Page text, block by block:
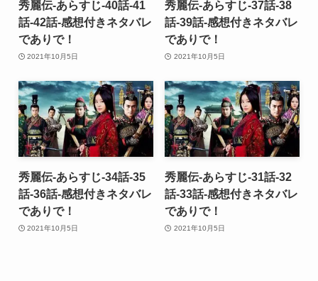
秀麗伝-あらすじ-40話-41
話-42話-感想付きネタバレ
でありで！
2021年10月5日
秀麗伝-あらすじ-37話-38
話-39話-感想付きネタバレ
でありで！
2021年10月5日
秀麗伝-あらすじ-34話-35
話-36話-感想付きネタバレ
でありで！
2021年10月5日
秀麗伝-あらすじ-31話-32
話-33話-感想付きネタバレ
でありで！
2021年10月5日